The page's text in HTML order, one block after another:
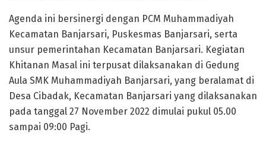
Agenda ini bersinergi dengan PCM Muhammadiyah
Kecamatan Banjarsari, Puskesmas Banjarsari, serta
unsur pemerintahan Kecamatan Banjarsari. Kegiatan
Khitanan Masal ini terpusat dilaksanakan di Gedung
Aula SMK Muhammadiyah Banjarsari, yang beralamat di
Desa Cibadak, Kecamatan Banjarsari yang dilaksanakan
pada tanggal 27 November 2022 dimulai pukul 05.00
sampai 09:00 Pagi.